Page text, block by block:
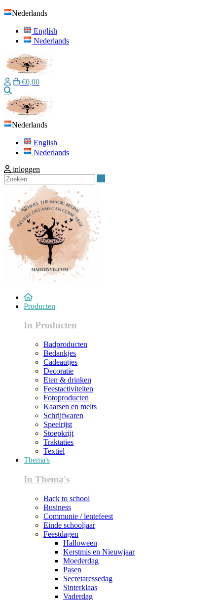
Nederlands
English
Nederlands
€0,00
Nederlands
English
Nederlands
inloggen
Producten
In Producten
Badproducten
Bedankjes
Cadeautjes
Decoratie
Eten & drinken
Feestactiviteiten
Fotoproducten
Kaarsen en melts
Schrijfwaren
Speelrijst
Stoepkrijt
Traktaties
Textiel
Thema's
In Thema's
Back to school
Business
Communie / lentefeest
Einde schooljaar
Feestdagen
Halloween
Kerstmis en Nieuwjaar
Moederdag
Pasen
Secretaressedag
Sinterklaas
Vaderdag